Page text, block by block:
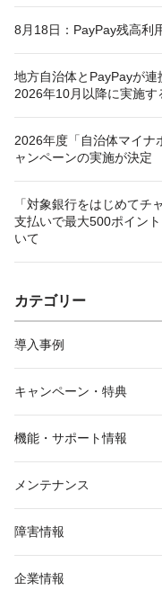
8月18日：PayPay残高利
地方自治体とPayPayが連
2026年10月以降に実施す
2026年度「自治体マイナ
ャンペーンの実施が決定
「対象銀行をはじめてチ
支払いで最大500ポイン
いて
カテゴリー
導入事例
キャンペーン・特典
機能・サポート情報
メンテナンス
障害情報
企業情報